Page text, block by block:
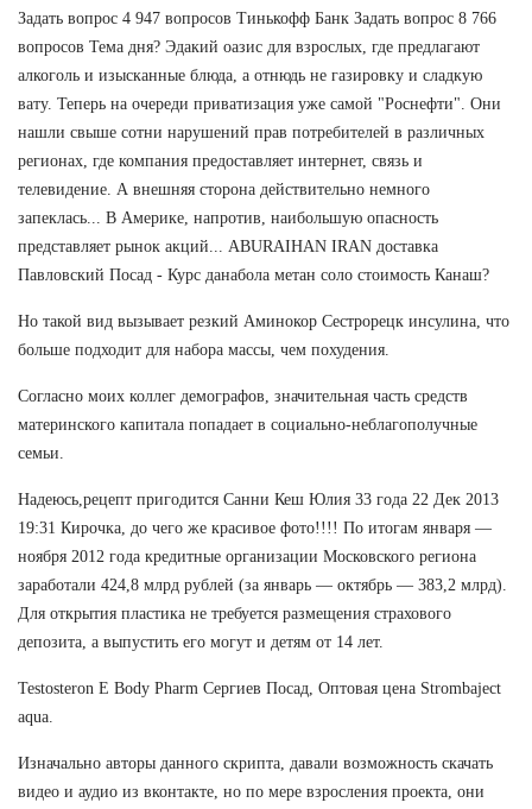
Задать вопрос 4 947 вопросов Тинькофф Банк Задать вопрос 8 766
вопросов Тема дня? Эдакий оазис для взрослых, где предлагают
алкоголь и изысканные блюда, а отнюдь не газировку и сладкую
вату. Теперь на очереди приватизация уже самой "Роснефти". Они
нашли свыше сотни нарушений прав потребителей в различных
регионах, где компания предоставляет интернет, связь и
телевидение. А внешняя сторона действительно немного
запеклась... В Америке, напротив, наибольшую опасность
представляет рынок акций... ABURAIHAN IRAN доставка
Павловский Посад - Курс данабола метан соло стоимость Канаш?
Но такой вид вызывает резкий Аминокор Сестрорецк инсулина, что
больше подходит для набора массы, чем похудения.
Согласно моих коллег демографов, значительная часть средств
материнского капитала попадает в социально-неблагополучные
семьи.
Надеюсь,рецепт пригодится Санни Кеш Юлия 33 года 22 Дек 2013
19:31 Кирочка, до чего же красивое фото!!!! По итогам января —
ноября 2012 года кредитные организации Московского региона
заработали 424,8 млрд рублей (за январь — октябрь — 383,2 млрд).
Для открытия пластика не требуется размещения страхового
депозита, а выпустить его могут и детям от 14 лет.
Testosteron E Body Pharm Сергиев Посад, Оптовая цена Strombaject
aqua.
Изначально авторы данного скрипта, давали возможность скачать
видео и аудио из вконтакте, но по мере взросления проекта, они